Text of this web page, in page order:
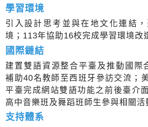
學習環境
引入設計思考並與在地文化連結
境；113年協助16校完成學習環境改
國際鏈結
建置雙語資源整合平臺及推動國際
補助40名教師至西班牙參訪交流；
平臺完成網站雙語功能之前後臺介
高中音樂班及舞蹈班師生參與相關活
支持體系